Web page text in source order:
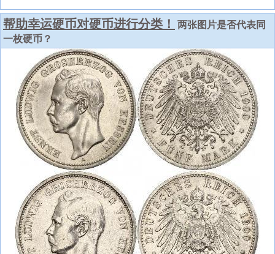
帮助幸运硬币对硬币进行分类！
两张图片是否代表同
一枚硬币？